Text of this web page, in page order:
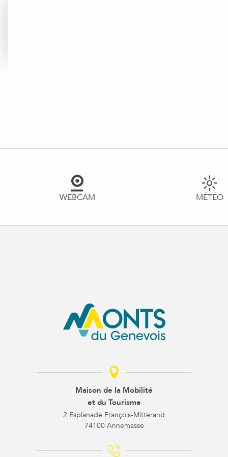
WEBCAM MÉTÉO
Maison de la Mobilité
et du Tourisme
2 Esplanade François-Mitterand
74100 Annemasse